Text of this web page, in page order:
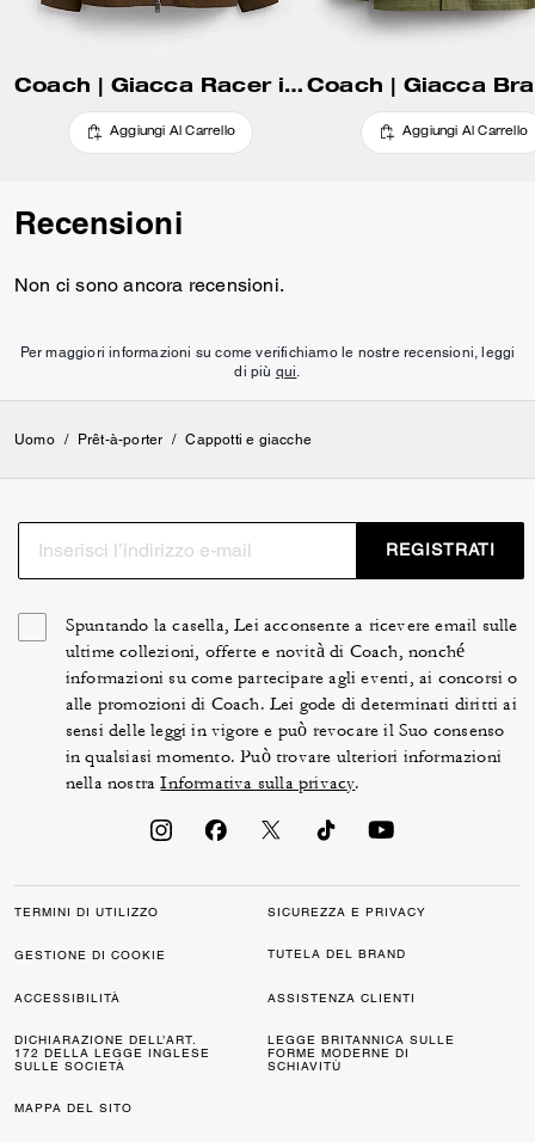
Coach | Giacca Racer in Nylon Brain Dead e Poliammide Riciclato
Aggiungi Al Carrello Aggiungi Al Carrello
Recensioni
Non ci sono ancora recensioni.
Per maggiori informazioni su come verifichiamo le nostre recensioni, leggi
di più qui
Uomo / Prêt-à-porter / Cappotti e giacche
REGISTRATI
Spuntando la casella, Lei acconsente a ricevere email sulle
ultime collezioni, offerte e novità di Coach, nonché
informazioni su come partecipare agli eventi, ai concorsi o
alle promozioni di Coach. Lei gode di determinati diritti ai
sensi delle leggi in vigore e può revocare il Suo consenso
in qualsiasi momento. Può trovare ulteriori informazioni
nella nostraInformativa sulla privacy.
TERMINI DI UTILIZZO SICUREZZA E PRIVACY
GESTIONE DI COOKIE TUTELA DEL BRAND
ACCESSIBILITÀ ASSISTENZA CLIENTI
DICHIARAZIONE DELL’ART.
172 DELLA LEGGE INGLESE
SULLE SOCIETÀ
LEGGE BRITANNICA SULLE
FORME MODERNE DI
SCHIAVITÙ
MAPPA DEL SITO